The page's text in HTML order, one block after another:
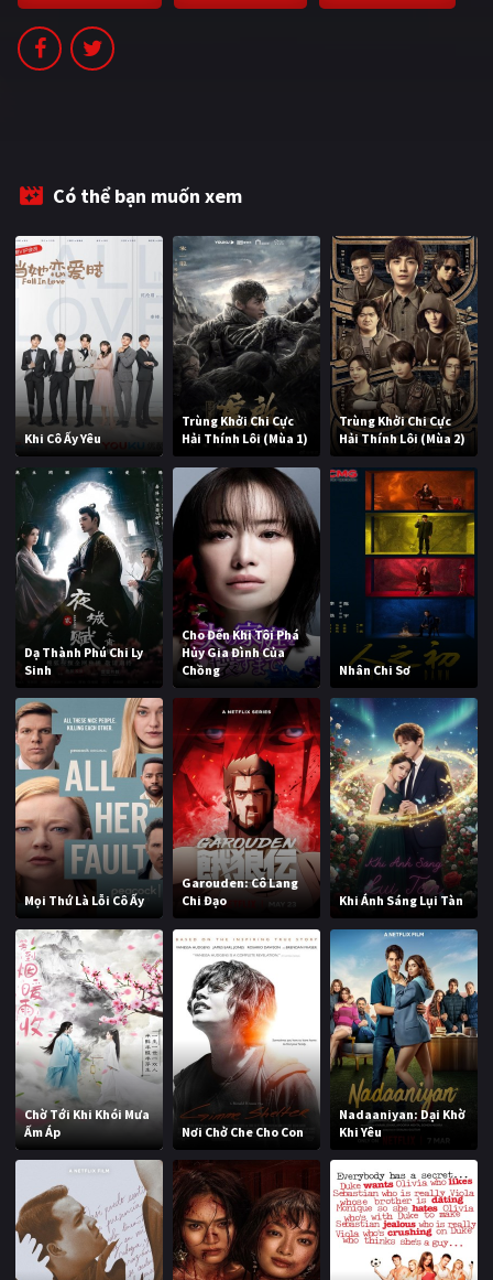
Có thể bạn muốn xem
Khi Cô Ấy Yêu
Trùng Khởi Chi Cực
Hải Thính Lôi (Mùa 1)
Trùng Khởi Chi Cực
Hải Thính Lôi (Mùa 2)
Dạ Thành Phú Chi Ly
Sinh
Cho Đến Khi Tôi Phá
Hủy Gia Đình Của
Chồng
Nhân Chi Sơ
Mọi Thứ Là Lỗi Cô Ấy
Garouden: Cô Lang
Chi Đạo
Khi Ánh Sáng Lụi Tàn
Chờ Tới Khi Khói Mưa
Ấm Áp
Nơi Chở Che Cho Con
Nadaaniyan: Dại Khờ
Khi Yêu